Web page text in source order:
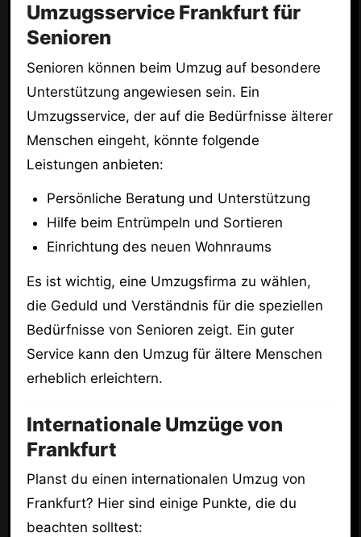
Umzugsservice Frankfurt für
Senioren
Senioren können beim Umzug auf besondere
Unterstützung angewiesen sein. Ein
Umzugsservice, der auf die Bedürfnisse älterer
Menschen eingeht, könnte folgende
Leistungen anbieten:
Persönliche Beratung und Unterstützung
Hilfe beim Entrümpeln und Sortieren
Einrichtung des neuen Wohnraums
Es ist wichtig, eine Umzugsfirma zu wählen,
die Geduld und Verständnis für die speziellen
Bedürfnisse von Senioren zeigt. Ein guter
Service kann den Umzug für ältere Menschen
erheblich erleichtern.
Internationale Umzüge von
Frankfurt
Planst du einen internationalen Umzug von
Frankfurt? Hier sind einige Punkte, die du
beachten solltest: